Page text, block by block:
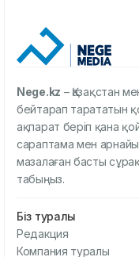
Nege.kz – Қазақстан
бейтарап тарататын
ақпарат беріп қана
сараптама мен
мазалаған басты
табыңыз.
Біз туралы
Редакция
Компания туралы